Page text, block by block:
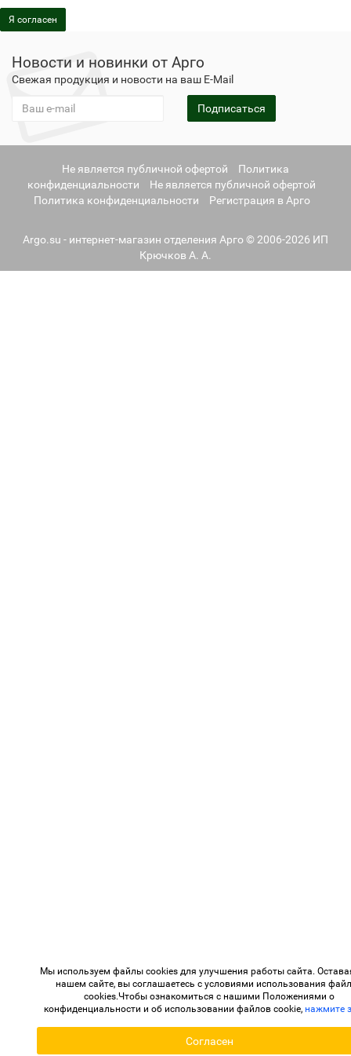
Я согласен
Новости и новинки от Арго
Свежая продукция и новости на ваш E-Mail
Подписаться
Не является публичной офертой
Политика
конфиденциальности
Не является публичной офертой
Политика конфиденциальности
Регистрация в Арго
Argo.su - интернет-магазин отделения Арго © 2006-2026 ИП
Крючков А. А.
Мы используем файлы cookies для улучшения работы сайта.
нашем сайте, вы соглашаетесь с условиями использования
cookies.Чтобы ознакомиться с нашими Положениями о
конфиденциальности и об использовании файлов cookie, нажмите
Согласен